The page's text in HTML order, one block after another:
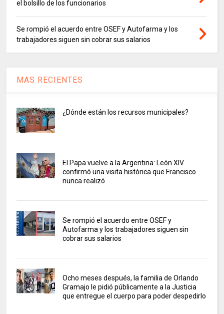
el bolsillo de los funcionarios
Se rompió el acuerdo entre OSEF y Autofarma y los
trabajadores siguen sin cobrar sus salarios
MAS RECIENTES
¿Dónde están los recursos municipales?
El Papa vuelve a la Argentina: León XIV
confirmó una visita histórica que Francisco
nunca realizó
Se rompió el acuerdo entre OSEF y
Autofarma y los trabajadores siguen sin
cobrar sus salarios
Ocho meses después, la familia de Orlando
Gramajo le pidió públicamente a la Justicia
que entregue el cuerpo para poder despedirlo